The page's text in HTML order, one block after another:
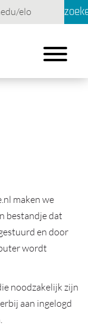
elo
Toggle
maken we
bestandje dat
en door
wordt
noodzakelijk zijn
aan ingelogd